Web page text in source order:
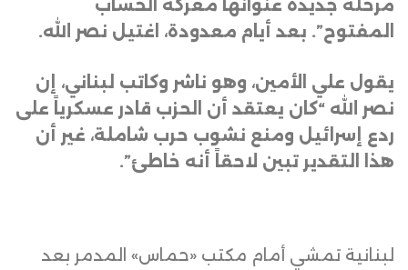
مرحلة جديدة عنوانها معركة الحساب
المفتوح”. بعد أيام معدودة، اغتيل نصر الله.
يقول علي الأمين، وهو ناشر وكاتب لبناني، إن
نصر الله “كان يعتقد أن الحزب قادر عسكرياً على
ردع إسرائيل ومنع نشوب حرب شاملة، غير أن
هذا التقدير تبين لاحقاً أنه خاطئ”.
لبنانية تمشي أمام مكتب «حماس» المدمر بعد